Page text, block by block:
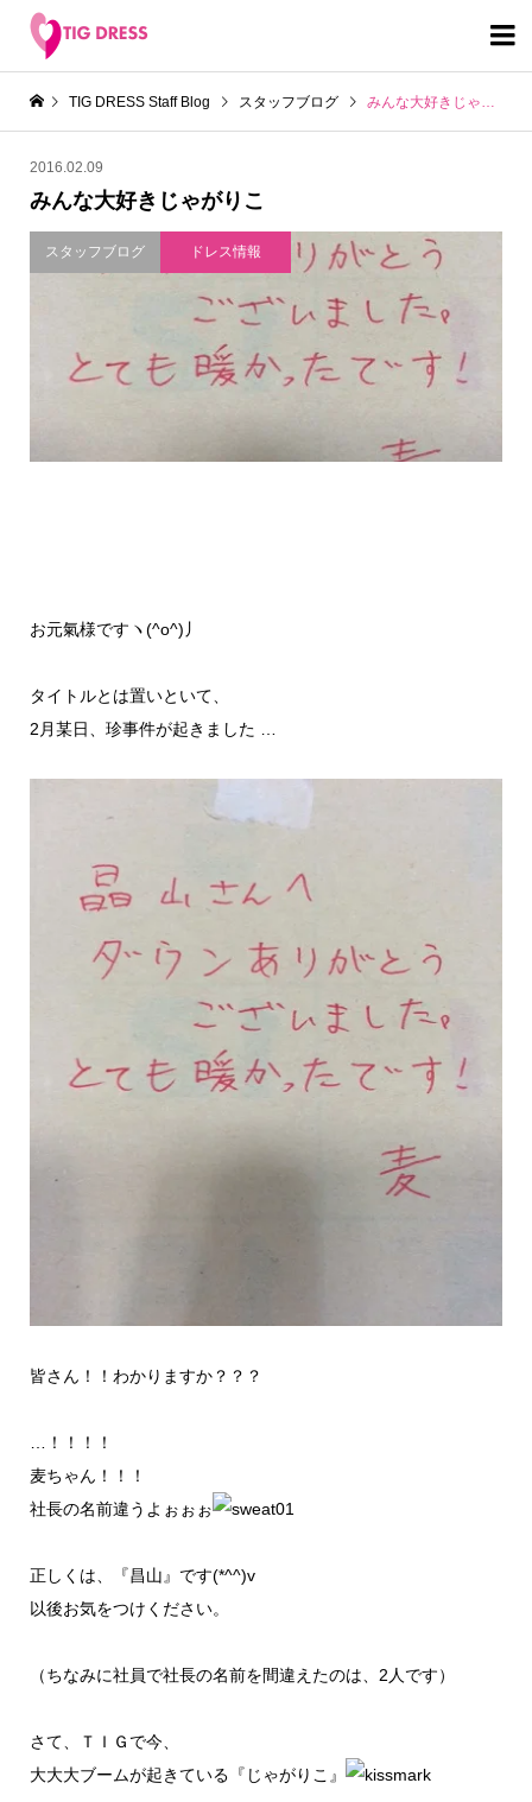

TIG DRESS Staff Blog スタッフブログ みんな大好きじゃがりこ
2016.02.09
みんな大好きじゃがりこ
スタッフブログ ドレス情報
お元氣様ですヽ(^o^)丿
タイトルとは置いといて、
2月某日、珍事件が起きました …
皆さん！！わかりますか？？？
…！！！！
麦ちゃん！！！
社長の名前違うよぉぉぉ
正しくは、『昌山』です(*^^)v
以後お気をつけください。
（ちなみに社員で社長の名前を間違えたのは、2人です）
さて、ＴＩＧで今、
大大大ブームが起きている『じゃがりこ』